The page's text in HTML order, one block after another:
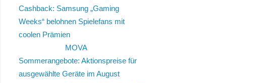
Cashback: Samsung „Gaming
Weeks“ belohnen Spielefans mit
coolen Prämien
MOVA
Sommerangebote: Aktionspreise für
ausgewählte Geräte im August